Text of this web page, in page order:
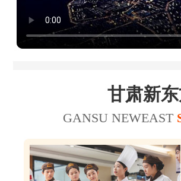
刘*瑞 15
王*坤 18
甘肃新
GANSU NEWEAST